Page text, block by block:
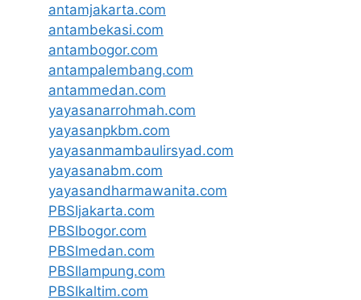
antamjakarta.com
antambekasi.com
antambogor.com
antampalembang.com
antammedan.com
yayasanarrohmah.com
yayasanpkbm.com
yayasanmambaulirsyad.com
yayasanabm.com
yayasandharmawanita.com
PBSIjakarta.com
PBSIbogor.com
PBSImedan.com
PBSIlampung.com
PBSIkaltim.com